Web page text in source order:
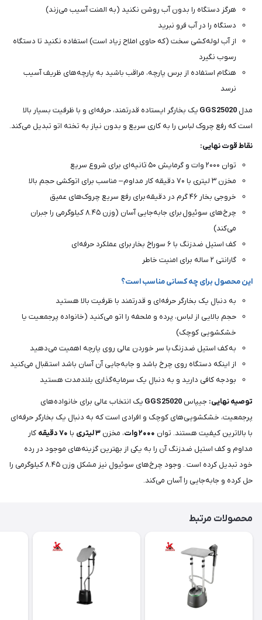
هرگز دستگاه را بدون آب روشن نکنید (به المنت آسیب می‌زند)
دستگاه را در آب فرو نبرید
از آب لوله‌کشی سخت (که حاوی املاح زیاد است) استفاده نکنید تا دستگاه
رسوب نگیرد
هنگام استفاده از برس پارچه، مراقب باشید به پارچه‌های ظریف آسیب
نرسد
مدل GGS25020 یک بخارگر ایستاده قدرتمند، حرفه‌ای و با ظرفیت بسیار بالا
است که رفع چروک لباس را به کاری سریع و بدون نیاز به تخته اتو تبدیل می‌کند.
نقاط قوت نهایی:
توان ۲۰۰۰ وات و گرمایش ۵۰ ثانیه‌ای برای شروع سریع
مخزن ۳ لیتری با ۷۰ دقیقه کار مداوم – مناسب برای اتوکشی حجم بالا
خروجی بخار ۴۶ گرم در دقیقه برای رفع سریع چروک‌های عمیق
چرخ‌های سوئیول برای جابه‌جایی آسان (وزن ۸.۴۵ کیلوگرمی را جبران
می‌کند)
کف استیل ضدزنگ با ۶ سوراخ بخار برای عملکرد حرفه‌ای
گارانتی ۲ ساله برای امنیت خاطر
این محصول برای چه کسانی مناسب است؟
به دنبال یک بخارگر حرفه‌ای و قدرتمند با ظرفیت بالا هستید
حجم بالایی از لباس، پرده و ملحفه را اتو می‌کنید (خانواده پرجمعیت یا
خشکشویی کوچک)
به کف استیل ضدزنگ با سر خوردن عالی روی پارچه اهمیت می‌دهید
از اینکه دستگاه روی چرخ باشد و جابه‌جایی آن آسان باشد استقبال می‌کنید
بودجه کافی دارید و به دنبال یک سرمایه‌گذاری بلندمدت هستید
توصیه نهایی: جیپاس GGS25020 یک انتخاب عالی برای خانواده‌های
پرجمعیت، خشکشویی‌های کوچک و افرادی است که به دنبال یک بخارگر حرفه‌ای
با بالاترین کیفیت هستند. توان ۲۰۰۰ وات ، مخزن ۳ لیتری با ۷۰ دقیقه
کار
مداوم و کف استیل ضدزنگ آن را به یکی از بهترین گزینه‌های موجود در رده
خود تبدیل کرده است . وجود چرخ‌های سوئیول نیز مشکل وزن ۸.۴۵ کیلوگرمی را
حل کرده و جابه‌جایی را آسان می‌کند.
محصولات مرتبط